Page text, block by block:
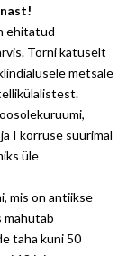
ehitatud
Torni katuselt
metsale
I korruse suurimal
üle
mis on antiikse
mahutab
taha kuni 50